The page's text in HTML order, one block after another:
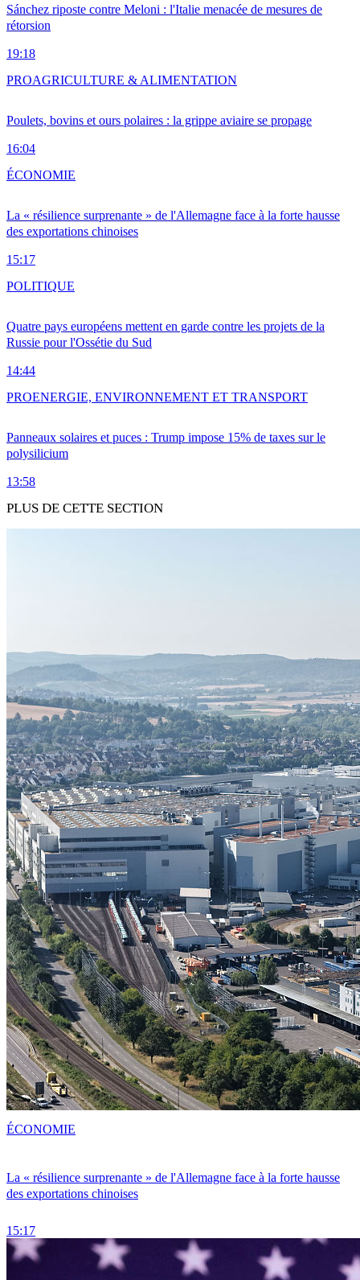
Sánchez riposte contre Meloni : l'Italie menacée de mesures de
rétorsion
19:18
Poulets, bovins et ours polaires : la grippe aviaire se propage
16:04
PROAGRICULTURE & ALIMENTATION
La « résilience surprenante » de l'Allemagne face à la forte hausse
des exportations chinoises
15:17
ÉCONOMIE
Quatre pays européens mettent en garde contre les projets de la
Russie pour l'Ossétie du Sud
14:44
POLITIQUE
Panneaux solaires et puces : Trump impose 15% de taxes sur le
polysilicium
13:58
PROENERGIE, ENVIRONNEMENT ET TRANSPORT
PLUS DE CETTE SECTION
La « résilience surprenante » de l'Allemagne face à la forte hausse
des exportations chinoises
15:17
ÉCONOMIE